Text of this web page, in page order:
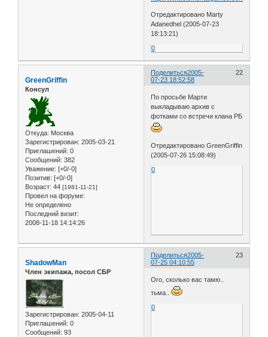
Отредактировано Marty
Adanedhel (2005-07-23
18:13:21)
0
Поделиться 22
2005-
07-23 18:52:58
GreenGriffin
Консул
Откуда: Москва
Зарегистрирован: 2005-03-21
Приглашений: 0
Сообщений: 382
Уважение: [+0/-0]
Позитив: [+0/-0]
Возраст: 44 [1981-11-21]
Провел на форуме:
Не определено
Последний визит:
2008-11-18 14:14:26
По просьбе Марти
выкладываю архив с
фотками со встречи клана РБ
Отредактировано GreenGriffin
(2005-07-26 15:08:49)
0
Поделиться 23
2005-
07-25 04:10:55
ShadowMan
Член экипажа, посол СБР
Зарегистрирован: 2005-04-11
Приглашений: 0
Сообщений: 93
Ого, сколько вас тамю..
тьма..
0